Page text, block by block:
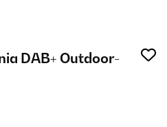
DAB+ Outdoor-